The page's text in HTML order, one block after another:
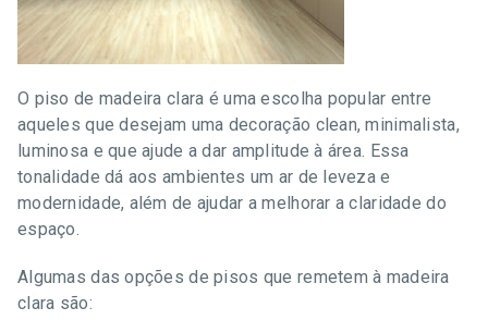
O piso de madeira clara é uma escolha popular entre
aqueles que desejam uma decoração clean, minimalista,
luminosa e que ajude a dar amplitude à área. Essa
tonalidade dá aos ambientes um ar de leveza e
modernidade, além de ajudar a melhorar a claridade do
espaço.
Algumas das opções de pisos que remetem à madeira
clara são: